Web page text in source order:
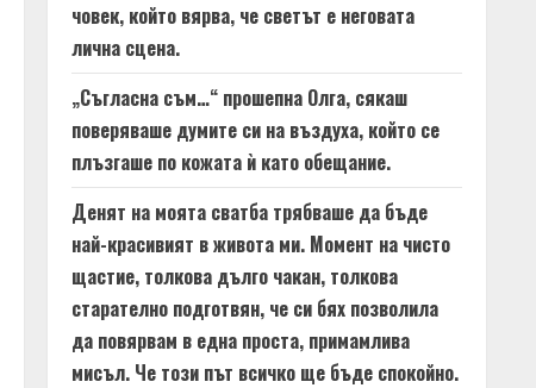
човек, който вярва, че светът е неговата
лична сцена.
„Съгласна съм…“ прошепна Олга, сякаш
поверяваше думите си на въздуха, който се
плъзгаше по кожата ѝ като обещание.
Денят на моята сватба трябваше да бъде
най-красивият в живота ми. Момент на чисто
щастие, толкова дълго чакан, толкова
старателно подготвян, че си бях позволила
да повярвам в една проста, примамлива
мисъл. Че този път всичко ще бъде спокойно.